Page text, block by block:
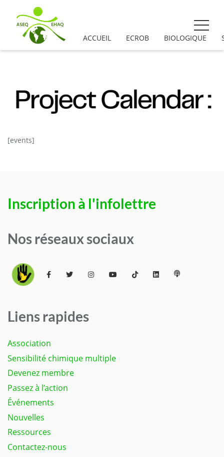
ACCUEIL ECROB BIOLOGIQUE
[events]
Inscription à l'infolettre
Nos réseaux sociaux
Liens rapides
Association
Sensibilité chimique multiple
Devenez membre
Passez à l’action
Événements
Nouvelles
Ressources
Contactez-nous